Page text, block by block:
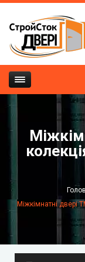
Mіжкімнатні